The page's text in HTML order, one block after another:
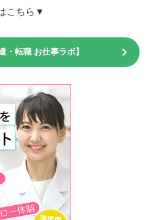
こちら▼
・転職 お仕事ラボ】